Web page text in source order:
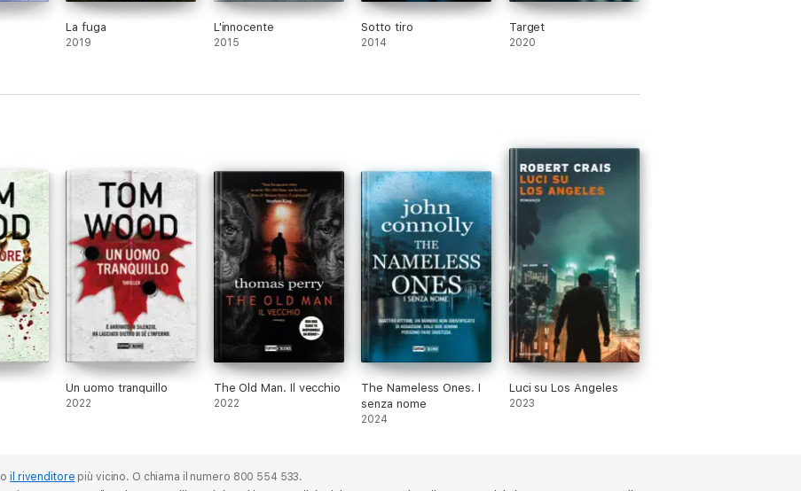
La fuga
2019
L'innocente
2015
Sotto tiro
2014
Target
2020
Un uomo tranquillo
2022
The Old Man. Il vecchio
2022
The Nameless Ones. I
senza nome
2024
Luci su Los Angeles
2023
oil rivenditore più vicino. O chiama il numero 800 554 533.